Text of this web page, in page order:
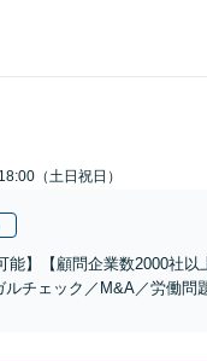
（土日祝日）
能】【顧問企業数2000社
チェック／M&A／労働問